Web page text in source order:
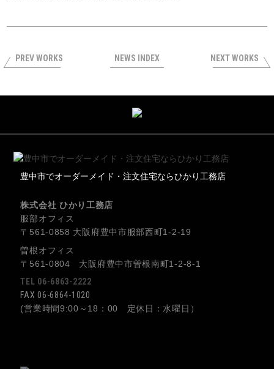
PREV WORKS NEWS INDEX NEXT WORKS
豊中市でオーダーメイド・注文住宅ならひかり工務店
株式会社 ひかり工務店
服部オフィス
〒561-0858 大阪府豊中市服部西町1-2-19
曽根オフィス
〒561-0804 大阪府豊中市曽根南町1-2-8-1
TEL 06-6863-2222
FAX 06-6864-1020
(営業時間9:00～18：00 定休日：水曜日）